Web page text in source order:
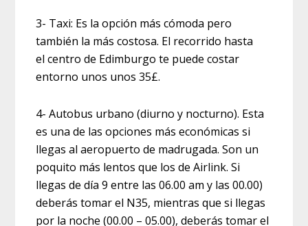
3- Taxi: Es la opción más cómoda pero
también la más costosa. El recorrido hasta
el centro de Edimburgo te puede costar
entorno unos unos 35£.
4- Autobus urbano (diurno y nocturno). Esta
es una de las opciones más económicas si
llegas al aeropuerto de madrugada. Son un
poquito más lentos que los de Airlink. Si
llegas de día 9 entre las 06.00 am y las 00.00)
deberás tomar el N35, mientras que si llegas
por la noche (00.00 – 05.00), deberás tomar el